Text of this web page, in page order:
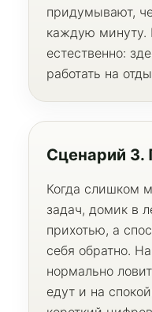
придумывают,
каждую минуту.
естественно:
работать на
Сценарий 3.
Когда слишком
задач, домик в
прихотью, а
себя обратно.
нормально
едут и на